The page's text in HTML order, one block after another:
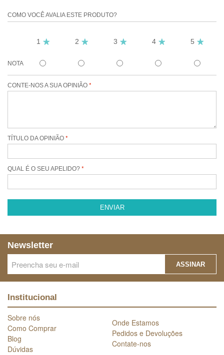
COMO VOCÊ AVALIA ESTE PRODUTO?
1 2 3 4 5
NOTA
CONTE-NOS A SUA OPINIÃO
TÍTULO DA OPINIÃO
QUAL É O SEU APELIDO?
ENVIAR
Newsletter
ASSINAR
Institucional
Sobre nós
Como Comprar
Blog
Dúvidas
Onde Estamos
Pedidos e Devoluções
Contate-nos